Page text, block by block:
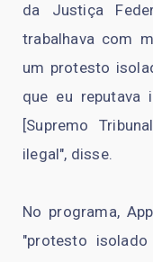
da Justiça
trabalhava com
um protesto
que eu reputava
[Supremo
ilegal", disse.
No programa,
"protesto